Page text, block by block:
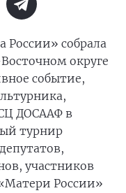
России» собрала
округе
событие,
ДОСААФ в
турнир
участников
России»